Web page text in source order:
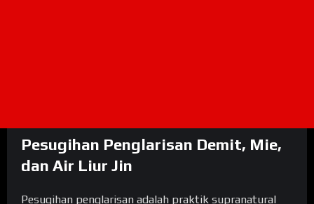
Pesugihan Penglarisan Demit, Mie,
dan Air Liur Jin
Pesugihan penglarisan adalah praktik supranatural